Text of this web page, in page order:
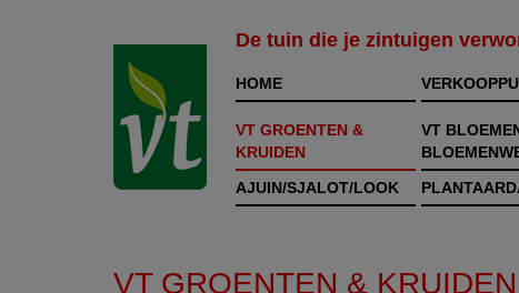
De tuin die je zintuigen
HOME
VT GROENTEN &
KRUIDEN
VT
AJUIN/SJALOT/LOOK
VT GROENTEN & KRUIDEN